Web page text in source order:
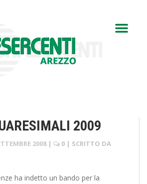
2009
2008 | 0 | SCRITTO DA
ha indetto un bando per la